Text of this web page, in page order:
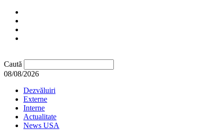
Caută
08/08/2026
Dezvăluiri
Externe
Interne
Actualitate
News USA